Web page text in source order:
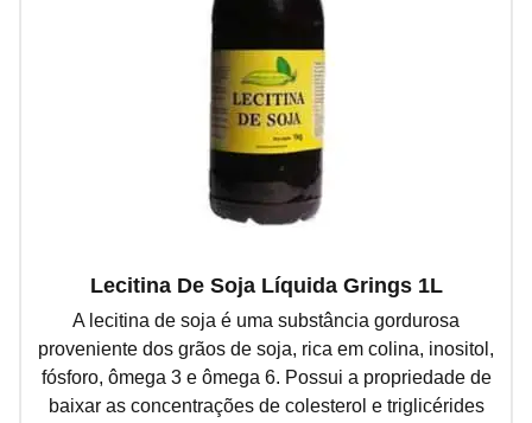
Lecitina De Soja Líquida Grings 1L
A lecitina de soja é uma substância gordurosa
proveniente dos grãos de soja, rica em colina, inositol,
fósforo, ômega 3 e ômega 6. Possui a propriedade de
baixar as concentrações de colesterol e triglicérides